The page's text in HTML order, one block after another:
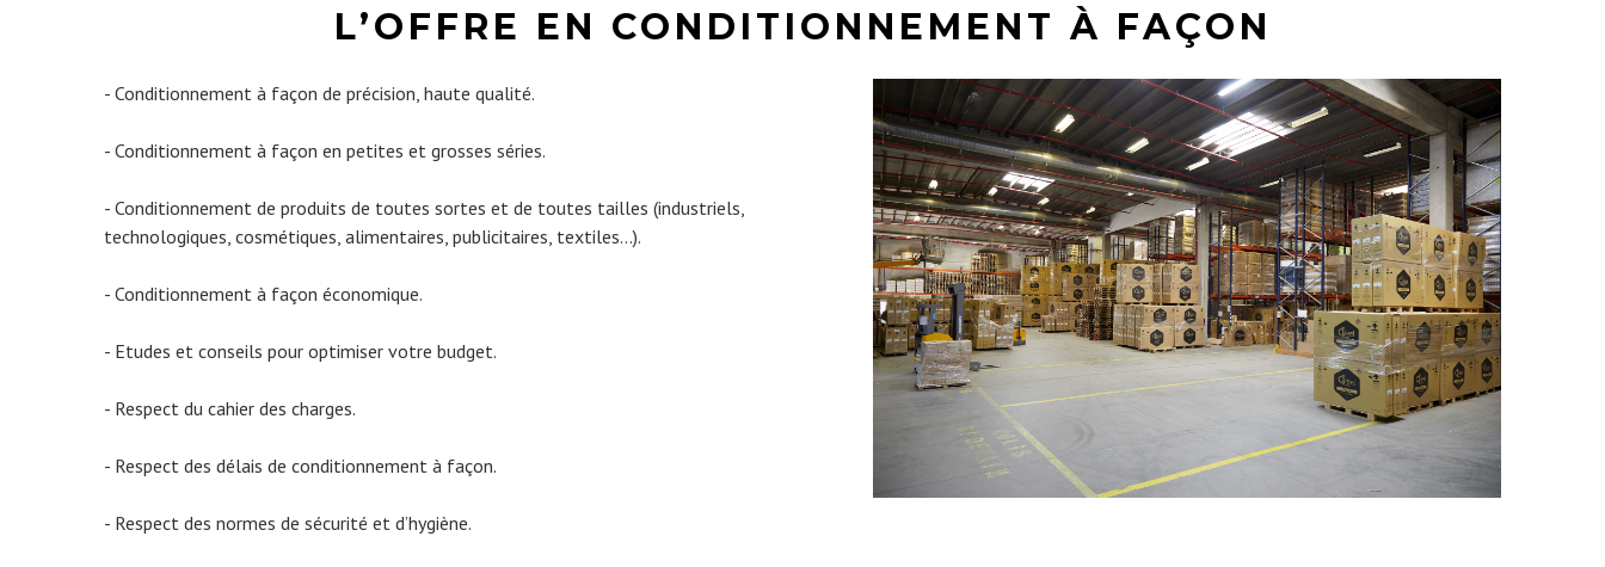
L’OFFRE EN CONDITIONNEMENT À FAÇON
- Conditionnement à façon de précision, haute qualité.
- Conditionnement à façon en petites et grosses séries.
- Conditionnement de produits de toutes sortes et de toutes tailles (industriels,
technologiques, cosmétiques, alimentaires, publicitaires, textiles…).
- Conditionnement à façon économique.
- Etudes et conseils pour optimiser votre budget.
- Respect du cahier des charges.
- Respect des délais de conditionnement à façon.
- Respect des normes de sécurité et d’hygiène.